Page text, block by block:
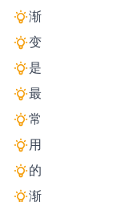
渐
变
是
最
常
用
的
渐